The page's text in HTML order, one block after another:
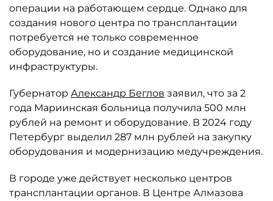
операции на работающем сердце. Однако для
создания нового центра по трансплантации
потребуется не только современное
оборудование, но и создание медицинской
инфраструктуры.
Губернатор Александр Беглов заявил, что за 2
года Мариинская больница получила 500 млн
рублей на ремонт и оборудование. В 2024 году
Петербург выделил 287 млн рублей на закупку
оборудования и модернизацию медучреждения.
В городе уже действует несколько центров
трансплантации органов. В Центре Алмазова